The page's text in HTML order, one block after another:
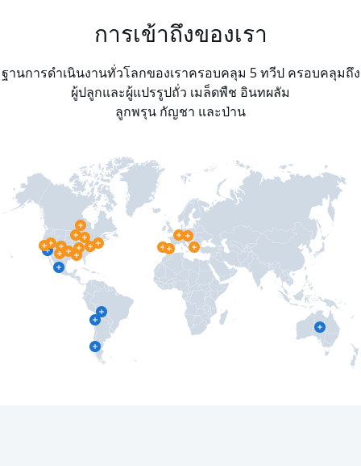
การเข้าถึงของเรา
ฐานการดำเนินงานทั่วโลกของเราครอบคลุม 5 ทวีป ครอบคลุมถึง
ผู้ปลูกและผู้แปรรูปถั่ว เมล็ดพืช อินทผลัม
ลูกพรุน กัญชา และป่าน